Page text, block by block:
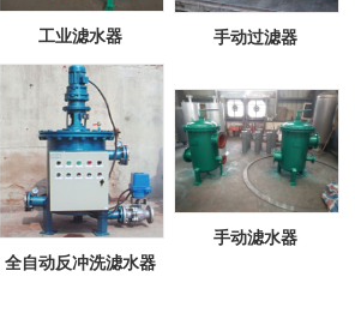
工业滤水器 手动过滤器
全自动反冲洗滤水器
手动滤水器